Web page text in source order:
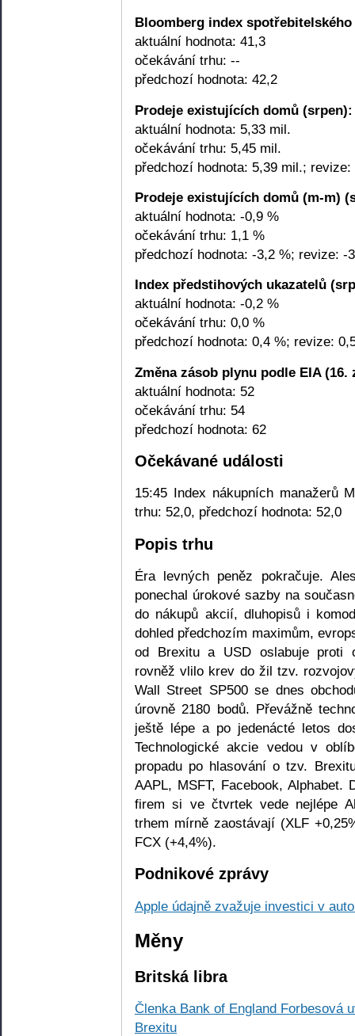
Bloomberg index
aktuální hodnota: 41,3
očekávání trhu: --
předchozí hodnota: 42,2
Prodeje existujících domů (srpen):
aktuální hodnota: 5,33 mil.
očekávání trhu: 5,45 mil.
předchozí hodnota: 5,39 mil.; revize:
Prodeje existujících domů (m-m)
aktuální hodnota: -0,9 %
očekávání trhu: 1,1 %
předchozí hodnota: -3,2 %; revize: -
Index předstihových ukazatelů
aktuální hodnota: -0,2 %
očekávání trhu: 0,0 %
předchozí hodnota: 0,4 %; revize:
Změna zásob plynu podle EIA (16.
aktuální hodnota: 52
očekávání trhu: 54
předchozí hodnota: 62
Očekávané události
15:45 Index nákupních manažerů
trhu: 52,0, předchozí hodnota: 52,0
Popis trhu
Éra levných peněz pokračuje.
ponechal úrokové sazby na
do nákupů akcií, dluhopisů i
dohled předchozím maximům,
od Brexitu a USD oslabuje proti
rovněž vlilo krev do žil tzv.
Wall Street SP500 se dnes
úrovně 2180 bodů. Převážně
ještě lépe a po jedenácté letos
Technologické akcie vedou v
propadu po hlasování o tzv.
AAPL, MSFT, Facebook,
firem si ve čtvrtek vede nejlépe
trhem mírně zaostávají (XLF
FCX (+4,4%).
Podnikové zprávy
Apple údajně zvažuje investici v
Měny
Britská libra
Členka Bank of England Forbesová
Brexitu